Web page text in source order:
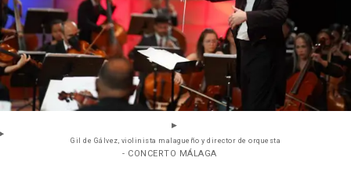
Gil de Gálvez, violinista malagueño y director de orquesta
- CONCERTO MÁLAGA